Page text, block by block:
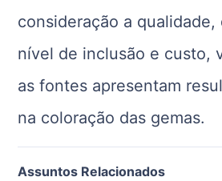
consideração a
nível de inclusão e custo,
as fontes apresentam
na coloração das gemas.
Assuntos Relacionados